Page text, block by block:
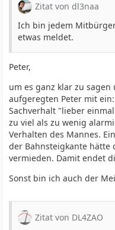
Zitat von dl3naa
Ich bin jedem
etwas meldet.
Peter,
um es ganz klar zu
aufgeregten Peter mit
Sachverhalt "lieber
zu viel als zu wenig
Verhalten des Mannes.
der Bahnsteigkante hätte
vermieden. Damit endet
Sonst bin ich auch der
Zitat von DL4ZAO